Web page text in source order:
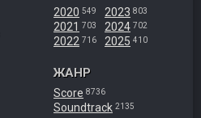
2020 549
2021 703
2022 716
2023 803
2024 702
2025 410
ЖАНР
Score 8736
Soundtrack 2135